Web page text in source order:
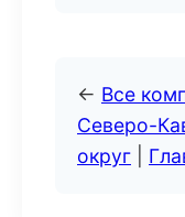
← Все
Северо-
округ